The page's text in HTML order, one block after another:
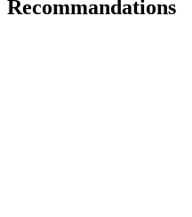
Recommandations